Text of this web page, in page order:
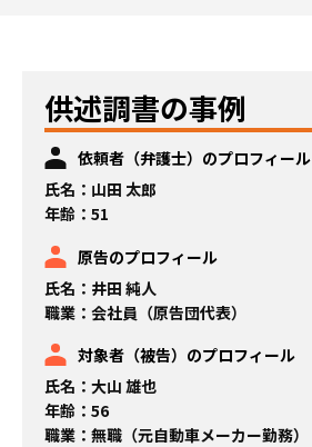
供述調書の事例
依頼者（弁護士）のプロフィール
氏名：山田 太郎
年齢：51
原告のプロフィール
氏名：井田 純人
職業：会社員（原告団代表）
対象者（被告）のプロフィール
氏名：大山 雄也
年齢：56
職業：無職（元自動車メーカー勤務）